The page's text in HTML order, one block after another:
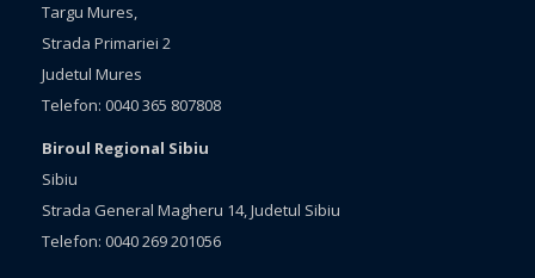
Targu Mures,
Strada Primariei 2
Judetul Mures
Telefon: 0040 365 807808
Biroul Regional Sibiu
Sibiu
Strada General Magheru 14, Judetul Sibiu
Telefon: 0040 269 201056